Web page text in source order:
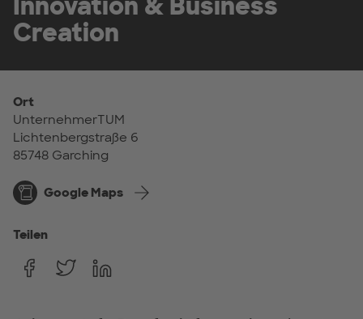
Creation
Ort
UnternehmerTUM
Lichtenbergstraße 6
85748 Garching
Google Maps
Teilen